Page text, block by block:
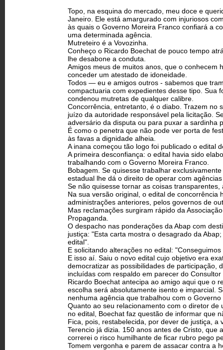
Topo, na esquina do mercado, meu doce e
Janeiro. Ele está amargurado com injuriosos
às quais o Governo Moreira Franco confiará a
uma determinada agência.
Mutreteiro é a Vovozinha.
Conheço o Ricardo Boechat de pouco tempo
lhe desabone a conduta.
Amigos meus de muitos anos, que o conhecem
conceder um atestado de idoneidade.
Todos — eu e amigos outros -­ sabemos que
compactuaria com expedientes desse tipo. Sua
condenou mutretas de qualquer calibre.
Concorrência, entretanto, é o diabo. Trazem no
juízo da autoridade responsável pela licitação.
adversário da disputa ou para puxar a sardinha
É como o penetra que não pode ver porta de
às favas a dignidade alheia.
A inana começou tão logo foi publicado o edital
A primeira desconfiança: o edital havia sido
trabalhando com o Governo Moreira Franco.
Bobagem. Se quisesse trabalhar
estadual lhe dá o direito de operar com
Se não quisesse tornar as coisas
Na sua versão original, o edital de
administrações anteriores, pelos governos de
Mas reclamações surgiram rápido da
Propaganda.
O despacho nas ponderações da Abap com
justiça: "Esta carta mostra o desagrado da
edital".
E solicitando alterações no edital:
E isso aí. Saiu o novo edital cujo objetivo era
democratizar as possibilidades de
incluídas com respaldo em parecer do
Ricardo Boechat antecipa ao amigo aqui que o
escolha será absolutamente isento e imparcial.
nenhuma agência que trabalhou com o
Quanto ao seu relacionamento com o diretor
no edital, Boechat faz questão de informar que
Fica, pois, restabelecida, por dever de justiça,
Terencio já dizia. 150 anos antes de Cristo,
correrei o risco humilhante de ficar rubro pego
Tomem vergonha e parem de assacar contra a